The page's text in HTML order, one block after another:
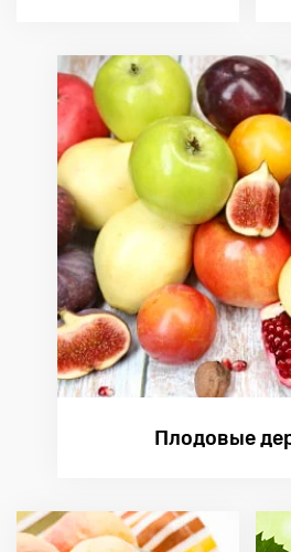
Плодовые